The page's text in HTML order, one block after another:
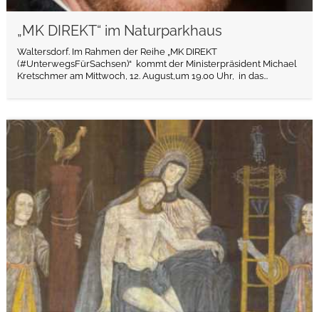
„MK DIREKT“ im Naturparkhaus
Waltersdorf. Im Rahmen der Reihe „MK DIREKT
(#UnterwegsFürSachsen)“ kommt der Ministerpräsident Michael
Kretschmer am Mittwoch, 12. August,um 19.00 Uhr, in das...
weiterlesen